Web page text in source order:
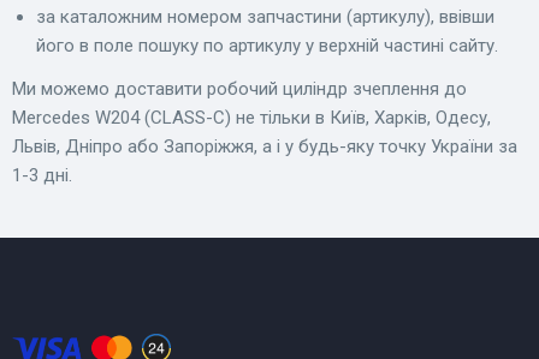
за каталожним номером запчастини (артикулу), ввівши
його в поле пошуку по артикулу у верхній частині сайту.
Ми можемо доставити робочий циліндр зчеплення до
Mercedes W204 (CLASS-C) не тільки в Київ, Харків, Одесу,
Львів, Дніпро або Запоріжжя, а і у будь-яку точку України за
1-3 дні.